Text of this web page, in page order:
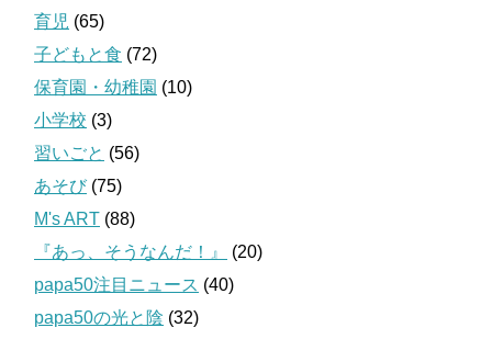
育児 (65)
子どもと食 (72)
保育園・幼稚園 (10)
小学校 (3)
習いごと (56)
あそび(75)
M's ART (88)
『あっ、そうなんだ！』
(20)
papa50注目ニュース (40)
papa50の光と陰 (32)